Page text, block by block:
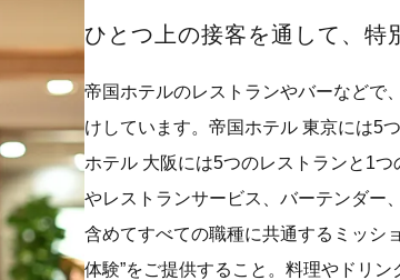
ひとつ上の接客を通して、特
帝国ホテルのレストランやバーなどで
けしています。帝国ホテル 東京には5
ホテル 大阪には5つのレストランと1
やレストランサービス、バーテンダー
含めてすべての職種に共通するミッシ
体験”をご提供すること。料理やドリ